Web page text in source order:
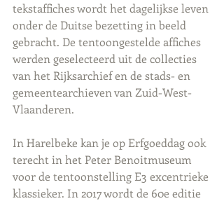
tekstaffiches wordt het dagelijkse leven
onder de Duitse bezetting in beeld
gebracht. De tentoongestelde affiches
werden geselecteerd uit de collecties
van het Rijksarchief en de stads- en
gemeentearchieven van Zuid-West-
Vlaanderen.
In Harelbeke kan je op Erfgoeddag ook
terecht in het Peter Benoitmuseum
voor de tentoonstelling E3 excentrieke
klassieker. In 2017 wordt de 60e editie